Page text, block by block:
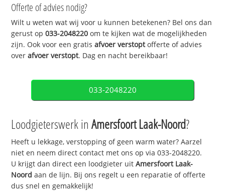
Offerte of advies nodig?
Wilt u weten wat wij voor u kunnen betekenen? Bel ons dan
gerust op033-2048220 om te kijken wat de mogelijkheden
zijn. Ook voor een gratisafvoer verstoptofferte of advies
overafvoer verstopt. Dag en nacht bereikbaar!
033-2048220
Loodgieterswerk inAmersfoort Laak-Noord?
Heeft u lekkage, verstopping of geen warm water? Aarzel
niet en neem direct contact met ons op via 033-2048220.
U krijgt dan direct een loodgieter uitAmersfoort Laak-
Noord aan de lijn. Bij ons regelt u een reparatie of offerte
dus snel en gemakkelijk!